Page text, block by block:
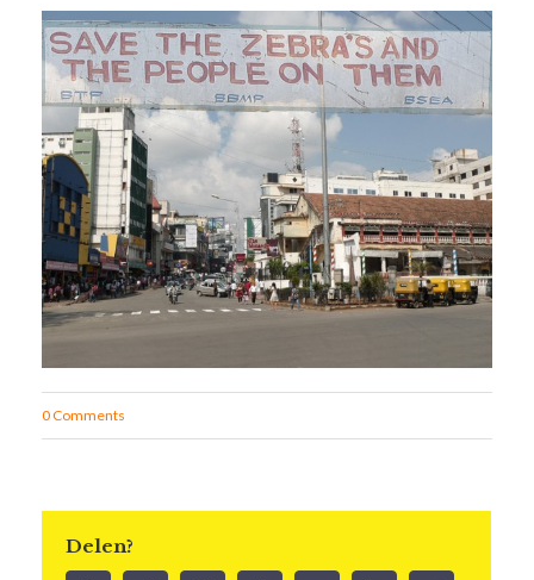
0 Comments
Delen?